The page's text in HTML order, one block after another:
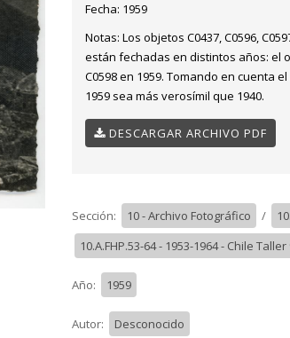
Fecha: 1959
Notas: Los objetos C0437, C0596,
están fechadas en distintos años: el
C0598 en 1959. Tomando en cuenta
1959 sea más verosímil que 1940.
DESCARGAR ARCHIVO PDF
Sección: 10 - Archivo Fotográfico /
10.A.FHP.53-64 - 1953-1964 - Chile Taller
Año: 1959
Autor: Desconocido